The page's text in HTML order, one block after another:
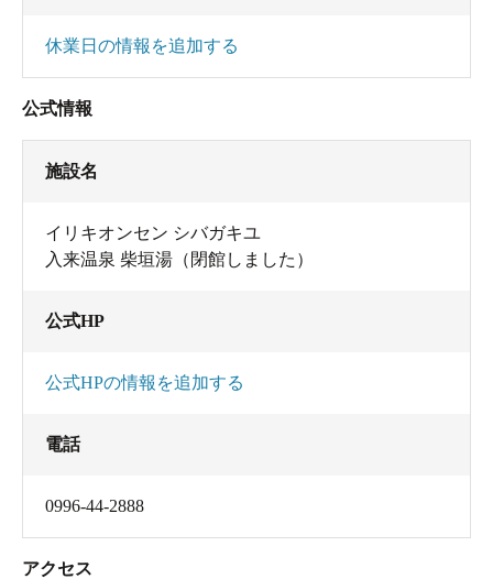
休業日の情報を追加する
公式情報
施設名
イリキオンセン シバガキユ
入来温泉 柴垣湯（閉館しました）
公式HP
公式HPの情報を追加する
電話
0996-44-2888
アクセス